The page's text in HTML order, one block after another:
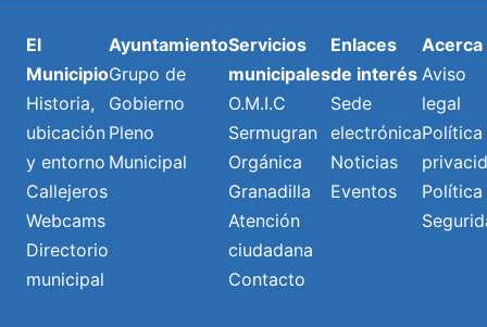
El
Municipio
Historia,
ubicación
y entorno
Callejeros
Webcams
Directorio
municipal
Ayuntamiento
Grupo de
Gobierno
Pleno
Municipal
Servicios
municipales
O.M.I.C
Sermugran
Orgánica
Granadilla
Atención
ciudadana
Contacto
Enlaces
de interés
Sede
electrónica
Noticias
Eventos
Acerca
Aviso
legal
Política
Política